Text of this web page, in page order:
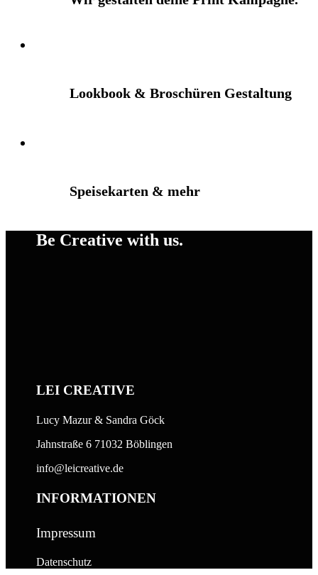
Lookbook & Broschüren Gestaltung
Speisekarten & mehr
Be Creative with us.
LEI CREATIVE
Lucy Mazur & Sandra Göck
Jahnstraße 6 71032 Böblingen
info@leicreative.de
INFORMATIONEN
Impressum
Datenschutz